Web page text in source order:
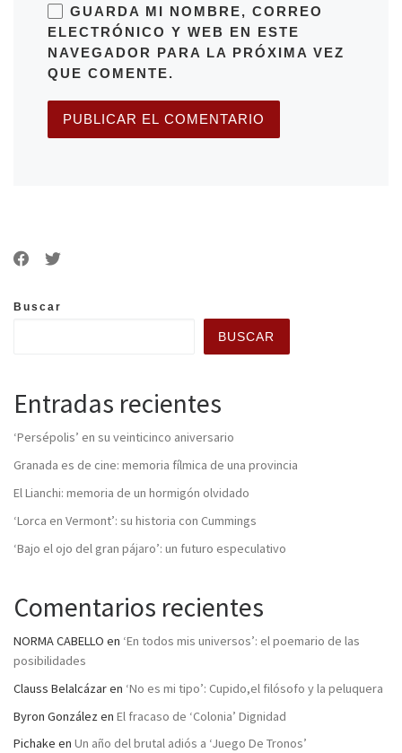
GUARDA MI NOMBRE, CORREO
ELECTRÓNICO Y WEB EN ESTE
NAVEGADOR PARA LA PRÓXIMA VEZ
QUE COMENTE.
Buscar
BUSCAR
Entradas recientes
‘Persépolis’ en su veinticinco aniversario
Granada es de cine: memoria fílmica de una provincia
El Lianchi: memoria de un hormigón olvidado
‘Lorca en Vermont’: su historia con Cummings
‘Bajo el ojo del gran pájaro’: un futuro especulativo
Comentarios recientes
NORMA CABELLO en ‘En todos mis universos’: el poemario de las
posibilidades
Clauss Belalcázaren ‘No es mi tipo’: Cupido,el filósofo y la peluquera
Byron González en El fracaso de ‘Colonia’ Dignidad
Pichake en Un año del brutal adiós a ‘Juego De Tronos’